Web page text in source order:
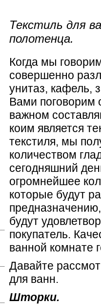
Текстиль для
полотенца.
Когда мы
совершенно
унитаз, кафель,
Вами поговорим
важном
коим является
текстиля, мы
количеством
сегодняшний
огромнейшее
которые будут
будут
покупатель.
ванной комнате
Давайте
для ванн.
Шторки.